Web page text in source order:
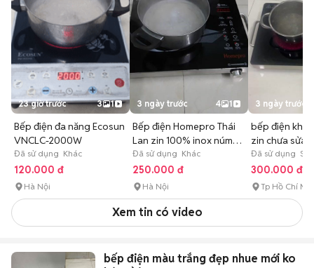
23 giờ trước 3 1
Bếp điện đa năng Ecosun
VNCLC-2000W
Đã sử dụng Khác
120.000 đ
Hà Nội
3 ngày trước 4 1
Bếp điện Homepro Thái
Lan zin 100% inox núm
xoay
Đã sử dụng Khác
250.000 đ
Hà Nội
3 ngày trước
bếp điện
zin chưa sửa
Đã sử dụng
300.000 đ
Tp Hồ Chí
Xem tin có video
bếp điện màu trắng đẹp nhue mới ko